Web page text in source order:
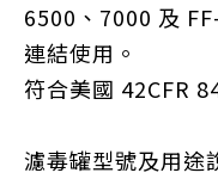
6500、7000 及
連結使用。
符合美國 42CFR
濾毒罐型號及用途